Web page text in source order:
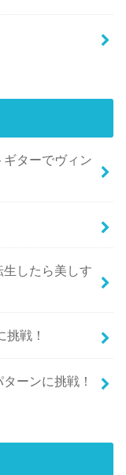
ターでヴィン
生したら美しす
戦！
ーンに挑戦！